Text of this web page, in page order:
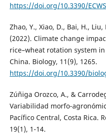
https://doi.org/10.3390/
Zhao, Y., Xiao, D., Bai, H., Liu,
(2022). Climate change
rice–wheat rotation system
China. Biology, 11(9), 1265.
https://doi.org/10.3390/
Zúñiga Orozco, A., &
Variabilidad morfo-
Pacífico Central, Costa Rica.
19(1), 1-14.